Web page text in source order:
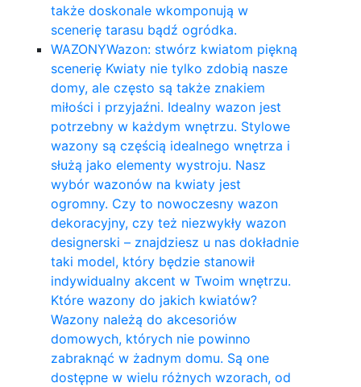
także doskonale wkomponują w
scenerię tarasu bądź ogródka.
WAZONYWazon: stwórz kwiatom piękną
scenerię Kwiaty nie tylko zdobią nasze
domy, ale często są także znakiem
miłości i przyjaźni. Idealny wazon jest
potrzebny w każdym wnętrzu. Stylowe
wazony są częścią idealnego wnętrza i
służą jako elementy wystroju. Nasz
wybór wazonów na kwiaty jest
ogromny. Czy to nowoczesny wazon
dekoracyjny, czy też niezwykły wazon
designerski – znajdziesz u nas dokładnie
taki model, który będzie stanowił
indywidualny akcent w Twoim wnętrzu.
Które wazony do jakich kwiatów?
Wazony należą do akcesoriów
domowych, których nie powinno
zabraknąć w żadnym domu. Są one
dostępne w wielu różnych wzorach, od